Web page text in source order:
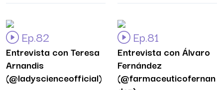
Ep.82
Entrevista con Teresa
Arnandis
(@ladyscienceofficial)
Ep.81
Entrevista con Álvaro
Fernández
(@farmaceuticofernan